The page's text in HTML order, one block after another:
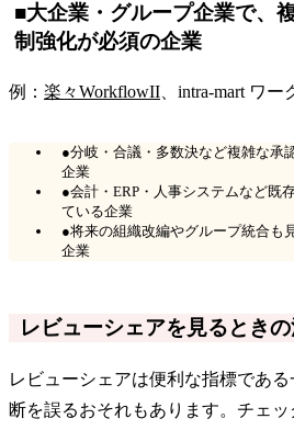
■大企業・グループ企業で、
制強化が必須の企業
例： 楽々WorkflowII 、intra-mart ワー
●分岐・合議・多数決など複雑な承
企業
●会計・ERP・人事システムなど既
ている企業
●将来の組織改編やグループ統合も
企業
レビューシェアを見るとき
レビューシェアは便利な指標であ
断を誤るおそれもあります。チェ